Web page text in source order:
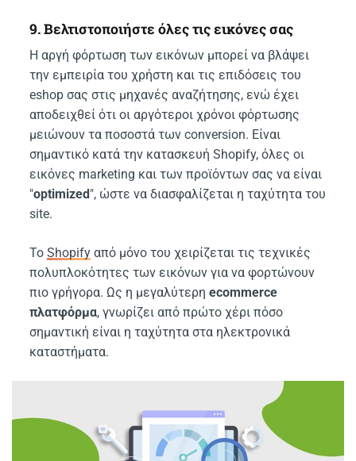
9. Βελτιστοποιήστε όλες τις εικόνες σας
Η αργή φόρτωση των εικόνων μπορεί να βλάψει
την εμπειρία του χρήστη και τις επιδόσεις του
eshop σας στις μηχανές αναζήτησης, ενώ έχει
αποδειχθεί ότι οι αργότεροι χρόνοι φόρτωσης
μειώνουν τα ποσοστά των conversion. Είναι
σημαντικό κατά την κατασκευή Shopify, όλες οι
εικόνες marketing και των προϊόντων σας να είναι
"optimized ", ώστε να διασφαλίζεται η ταχύτητα του
site.
ΤοShopify από μόνο του χειρίζεται τις τεχνικές
πολυπλοκότητες των εικόνων για να φορτώνουν
πιο γρήγορα. Ως η μεγαλύτερηecommerce
πλατφόρμα, γνωρίζει από πρώτο χέρι πόσο
σημαντική είναι η ταχύτητα στα ηλεκτρονικά
καταστήματα.